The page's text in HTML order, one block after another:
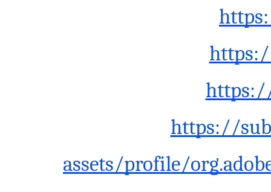
https://
assets/profile/